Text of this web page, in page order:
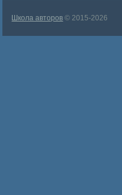
Школа авторов © 2015-2026